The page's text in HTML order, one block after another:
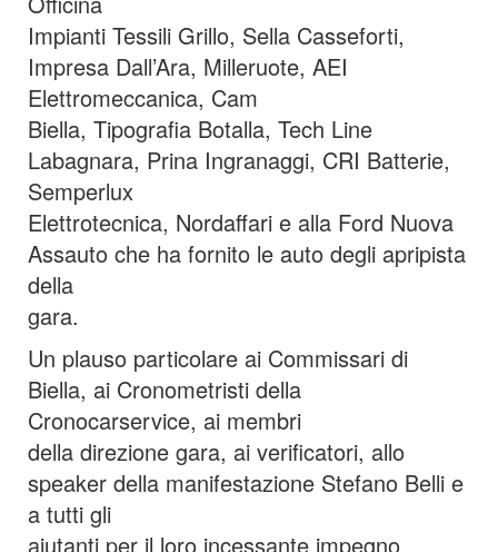
Impianti Tessili Grillo, Sella Casseforti,
Impresa Dall’Ara, Milleruote, AEI
Elettromeccanica, Cam
Biella, Tipografia Botalla, Tech Line
Labagnara, Prina Ingranaggi, CRI Batterie,
Semperlux
Elettrotecnica, Nordaffari e alla Ford Nuova
Assauto che ha fornito le auto degli apripista
della
gara.
Un plauso particolare ai Commissari di
Biella, ai Cronometristi della
Cronocarservice, ai membri
della direzione gara, ai verificatori, allo
speaker della manifestazione Stefano Belli e
a tutti gli
aiutanti per il loro incessante impegno